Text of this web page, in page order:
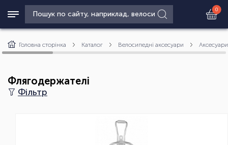
0
Головна сторінка Каталог Велосипедні аксесуари
Флягодержателі
Фільтр